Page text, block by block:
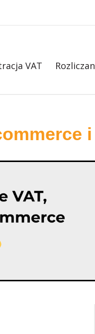
VAT